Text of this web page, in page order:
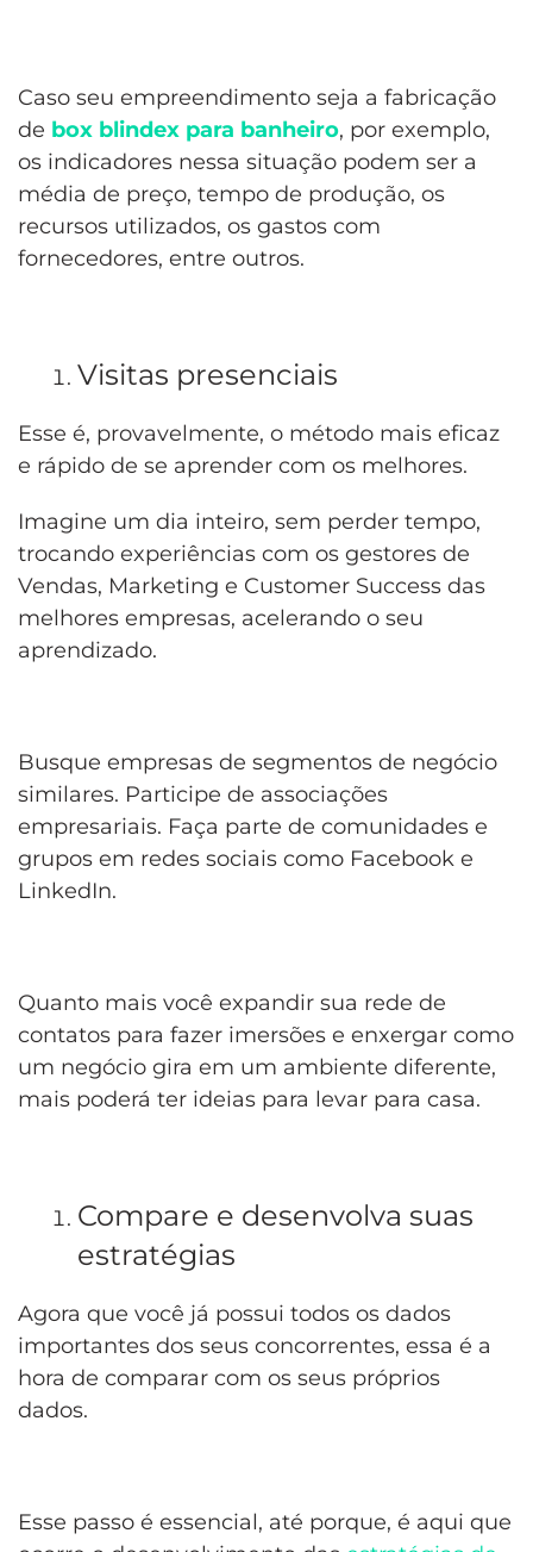
Caso seu empreendimento seja a fabricação
de box blindex para banheiro, por exemplo,
os indicadores nessa situação podem ser a
média de preço, tempo de produção, os
recursos utilizados, os gastos com
fornecedores, entre outros.
Visitas presenciais
Esse é, provavelmente, o método mais eficaz
e rápido de se aprender com os melhores.
Imagine um dia inteiro, sem perder tempo,
trocando experiências com os gestores de
Vendas, Marketing e Customer Success das
melhores empresas, acelerando o seu
aprendizado.
Busque empresas de segmentos de negócio
similares. Participe de associações
empresariais. Faça parte de comunidades e
grupos em redes sociais como Facebook e
LinkedIn.
Quanto mais você expandir sua rede de
contatos para fazer imersões e enxergar como
um negócio gira em um ambiente diferente,
mais poderá ter ideias para levar para casa.
Compare e desenvolva suas
estratégias
Agora que você já possui todos os dados
importantes dos seus concorrentes, essa é a
hora de comparar com os seus próprios
dados.
Esse passo é essencial, até porque, é aqui que